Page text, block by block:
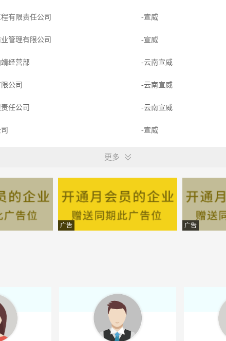
有限责任公司 -宣威
管理有限公司 -宣威
经营部 -云南宣威
公司 -云南宣威
任公司 -云南宣威
-宣威
志同肉类加工有限公司 -云南宣威
限公司 -宣威
基地有限公司
广培训中心
更多
广告 广告